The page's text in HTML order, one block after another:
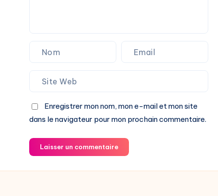
Enregistrer mon nom, mon e-mail et mon site
dans le navigateur pour mon prochain commentaire.
Laisser un commentaire